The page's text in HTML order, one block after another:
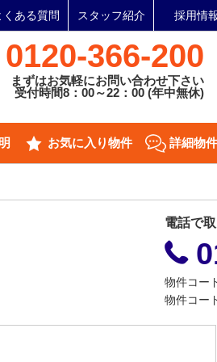
くある質問 スタッフ紹介 採用情
0120-366-200
まずはお気軽にお問い合わせ下さい
受付時間8：00～22：00 (年中無休)
お気に入り物件 詳細物
電話で
物件コー
物件コー